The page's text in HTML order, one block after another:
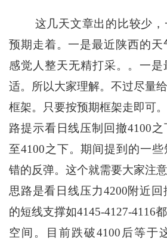
这几天文章出的比较少，
预期走着。一是最近陕西的天
感觉人整天无精打采。。一
适。所以大家理解。不过尽量
框架。只要按预期框架走即可
路提示看日线压制回撤4100
至4100之下。期间提到的一
错的反弹。这个就需要大家注
思路是看日线压力4200附近回
的短线支撑如4145-4127-4116
空间。目前跌破4100后等于